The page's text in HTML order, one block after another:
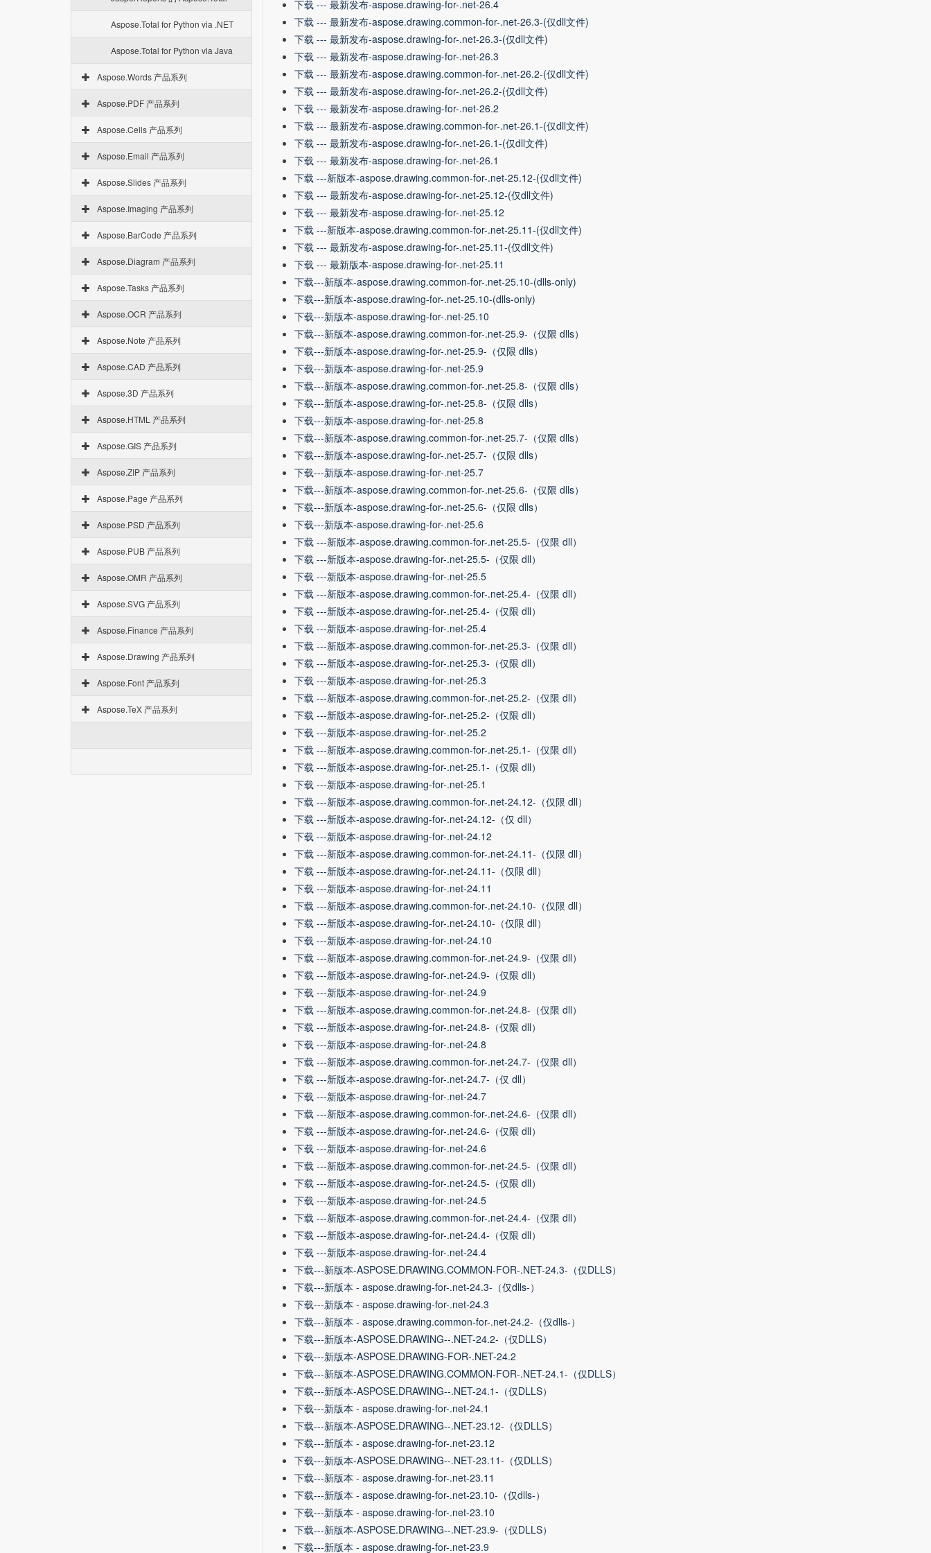
Aspose.Total for Python via .NET
Aspose.Total for Python via Java
Aspose.Words 产品系列
Aspose.PDF 产品系列
Aspose.Cells 产品系列
Aspose.Email 产品系列
Aspose.Slides 产品系列
Aspose.Imaging 产品系列
Aspose.BarCode 产品系列
Aspose.Diagram 产品系列
Aspose.Tasks 产品系列
Aspose.OCR 产品系列
Aspose.Note 产品系列
Aspose.CAD 产品系列
Aspose.3D 产品系列
Aspose.HTML 产品系列
Aspose.GIS 产品系列
Aspose.ZIP 产品系列
Aspose.Page 产品系列
Aspose.PSD 产品系列
Aspose.PUB 产品系列
Aspose.OMR 产品系列
Aspose.SVG 产品系列
Aspose.Finance 产品系列
Aspose.Drawing 产品系列
Aspose.Font 产品系列
Aspose.TeX 产品系列
下载 --- 最新发布-aspose.drawing-for-.net-26.4
下载 --- 最新发布-aspose.drawing.common-for-.net-26.3-(仅dll文件)
下载 --- 最新发布-aspose.drawing-for-.net-26.3-(仅dll文件)
下载 --- 最新发布-aspose.drawing-for-.net-26.3
下载 --- 最新发布-aspose.drawing.common-for-.net-26.2-(仅dll文件)
下载 --- 最新发布-aspose.drawing-for-.net-26.2-(仅dll文件)
下载 --- 最新发布-aspose.drawing-for-.net-26.2
下载 --- 最新发布-aspose.drawing.common-for-.net-26.1-(仅dll文件)
下载 --- 最新发布-aspose.drawing-for-.net-26.1-(仅dll文件)
下载 --- 最新发布-aspose.drawing-for-.net-26.1
下载 ---新版本-aspose.drawing.common-for-.net-25.12-(仅dll文件)
下载 --- 最新发布-aspose.drawing-for-.net-25.12-(仅dll文件)
下载 --- 最新发布-aspose.drawing-for-.net-25.12
下载 ---新版本-aspose.drawing.common-for-.net-25.11-(仅dll文件)
下载 --- 最新发布-aspose.drawing-for-.net-25.11-(仅dll文件)
下载 --- 最新版本-aspose.drawing-for-.net-25.11
下载---新版本-aspose.drawing.common-for-.net-25.10-(dlls-only)
下载---新版本-aspose.drawing-for-.net-25.10-(dlls-only)
下载---新版本-aspose.drawing-for-.net-25.10
下载---新版本-aspose.drawing.common-for-.net-25.9-（仅限 dlls）
下载---新版本-aspose.drawing-for-.net-25.9-（仅限 dlls）
下载---新版本-aspose.drawing-for-.net-25.9
下载---新版本-aspose.drawing.common-for-.net-25.8-（仅限 dlls）
下载---新版本-aspose.drawing-for-.net-25.8-（仅限 dlls）
下载---新版本-aspose.drawing-for-.net-25.8
下载---新版本-aspose.drawing.common-for-.net-25.7-（仅限 dlls）
下载---新版本-aspose.drawing-for-.net-25.7-（仅限 dlls）
下载---新版本-aspose.drawing-for-.net-25.7
下载---新版本-aspose.drawing.common-for-.net-25.6-（仅限 dlls）
下载---新版本-aspose.drawing-for-.net-25.6-（仅限 dlls）
下载---新版本-aspose.drawing-for-.net-25.6
下载 ---新版本-aspose.drawing.common-for-.net-25.5-（仅限 dll）
下载 ---新版本-aspose.drawing-for-.net-25.5-（仅限 dll）
下载 ---新版本-aspose.drawing-for-.net-25.5
下载 ---新版本-aspose.drawing.common-for-.net-25.4-（仅限 dll）
下载 ---新版本-aspose.drawing-for-.net-25.4-（仅限 dll）
下载 ---新版本-aspose.drawing-for-.net-25.4
下载 ---新版本-aspose.drawing.common-for-.net-25.3-（仅限 dll）
下载 ---新版本-aspose.drawing-for-.net-25.3-（仅限 dll）
下载 ---新版本-aspose.drawing-for-.net-25.3
下载 ---新版本-aspose.drawing.common-for-.net-25.2-（仅限 dll）
下载 ---新版本-aspose.drawing-for-.net-25.2-（仅限 dll）
下载 ---新版本-aspose.drawing-for-.net-25.2
下载 ---新版本-aspose.drawing.common-for-.net-25.1-（仅限 dll）
下载 ---新版本-aspose.drawing-for-.net-25.1-（仅限 dll）
下载 ---新版本-aspose.drawing-for-.net-25.1
下载 ---新版本-aspose.drawing.common-for-.net-24.12-（仅限 dll）
下载 ---新版本-aspose.drawing-for-.net-24.12-（仅 dll）
下载 ---新版本-aspose.drawing-for-.net-24.12
下载 ---新版本-aspose.drawing.common-for-.net-24.11-（仅限 dll）
下载 ---新版本-aspose.drawing-for-.net-24.11-（仅限 dll）
下载 ---新版本-aspose.drawing-for-.net-24.11
下载 ---新版本-aspose.drawing.common-for-.net-24.10-（仅限 dll）
下载 ---新版本-aspose.drawing-for-.net-24.10-（仅限 dll）
下载 ---新版本-aspose.drawing-for-.net-24.10
下载 ---新版本-aspose.drawing.common-for-.net-24.9-（仅限 dll）
下载 ---新版本-aspose.drawing-for-.net-24.9-（仅限 dll）
下载 ---新版本-aspose.drawing-for-.net-24.9
下载 ---新版本-aspose.drawing.common-for-.net-24.8-（仅限 dll）
下载 ---新版本-aspose.drawing-for-.net-24.8-（仅限 dll）
下载 ---新版本-aspose.drawing-for-.net-24.8
下载 ---新版本-aspose.drawing.common-for-.net-24.7-（仅限 dll）
下载 ---新版本-aspose.drawing-for-.net-24.7-（仅 dll）
下载 ---新版本-aspose.drawing-for-.net-24.7
下载 ---新版本-aspose.drawing.common-for-.net-24.6-（仅限 dll）
下载 ---新版本-aspose.drawing-for-.net-24.6-（仅限 dll）
下载 ---新版本-aspose.drawing-for-.net-24.6
下载 ---新版本-aspose.drawing.common-for-.net-24.5-（仅限 dll）
下载 ---新版本-aspose.drawing-for-.net-24.5-（仅限 dll）
下载 ---新版本-aspose.drawing-for-.net-24.5
下载 ---新版本-aspose.drawing.common-for-.net-24.4-（仅限 dll）
下载 ---新版本-aspose.drawing-for-.net-24.4-（仅限 dll）
下载 ---新版本-aspose.drawing-for-.net-24.4
下载---新版本-ASPOSE.DRAWING.COMMON-FOR-.NET-24.3-（仅DLLS）
下载---新版本 - aspose.drawing-for-.net-24.3-（仅dlls-）
下载---新版本 - aspose.drawing-for-.net-24.3
下载---新版本 - aspose.drawing.common-for-.net-24.2-（仅dlls-）
下载---新版本-ASPOSE.DRAWING--.NET-24.2-（仅DLLS）
下载---新版本-ASPOSE.DRAWING-FOR-.NET-24.2
下载---新版本-ASPOSE.DRAWING.COMMON-FOR-.NET-24.1-（仅DLLS）
下载---新版本-ASPOSE.DRAWING--.NET-24.1-（仅DLLS）
下载---新版本 - aspose.drawing-for-.net-24.1
下载---新版本-ASPOSE.DRAWING--.NET-23.12-（仅DLLS）
下载---新版本 - aspose.drawing-for-.net-23.12
下载---新版本-ASPOSE.DRAWING--.NET-23.11-（仅DLLS）
下载---新版本 - aspose.drawing-for-.net-23.11
下载---新版本 - aspose.drawing-for-.net-23.10-（仅dlls-）
下载---新版本 - aspose.drawing-for-.net-23.10
下载---新版本-ASPOSE.DRAWING--.NET-23.9-（仅DLLS）
下载---新版本 - aspose.drawing-for-.net-23.9